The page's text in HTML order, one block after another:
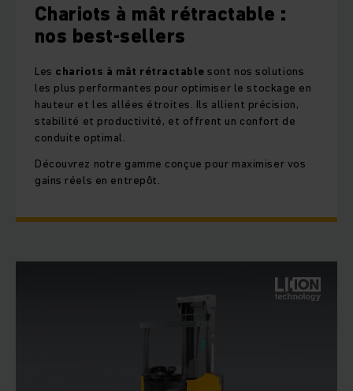
Chariots à mât rétractable :
nos best-sellers
Les chariots à mât rétractablesont nos solutions
les plus performantes pour optimiser le stockage en
hauteur et les allées étroites. Ils allient précision,
stabilité et productivité, et offrent un confort de
conduite optimal.
Découvrez notre gamme conçue pour maximiser vos
gains réels en entrepôt.